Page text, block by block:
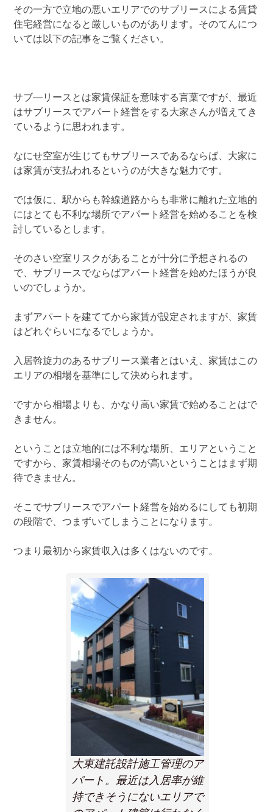
その一方で立地の悪いエリアでのサブリースによる賃貸
住宅経営になると厳しいものがあります。そのてんにつ
いては以下の記事をご覧ください。
サブ―リースとは家賃保証を意味する言葉ですが、最近
はサブリースでアパート経営をする大家さんが増えてき
ているように思われます。
なにせ空室が生じてもサブリースであるならば、大家に
は家賃が支払われるというのが大きな魅力です。
では仮に、駅からも幹線道路からも非常に離れた立地的
にはとても不利な場所でアパート経営を始めることを検
討しているとします。
そのさい空室リスクがあることが十分に予想されるの
で、サブリースでならばアパート経営を始めたほうが良
いのでしょうか。
まずアパートを建ててから家賃が設定されますが、家賃
はどれぐらいになるでしょうか。
入居斡旋力のあるサブリース業者とはいえ、家賃はこの
エリアの相場を基準にして決められます。
ですから相場よりも、かなり高い家賃で始めることはで
きません。
ということは立地的には不利な場所、エリアということ
ですから、家賃相場そのものが高いということはまず期
待できません。
そこでサブリースでアパート経営を始めるにしても初期
の段階で、つまずいてしまうことになります。
つまり最初から家賃収入は多くはないのです。
大東建託設計施工管理のア
パート。最近は入居率が維
持できそうにないエリアで